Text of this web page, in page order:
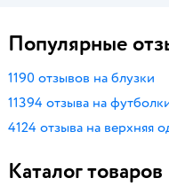
Популярные
1190 отзывов на блузки
11394 отзыва на
4124 отзыва на верхняя
Каталог товаров